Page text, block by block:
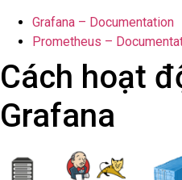
Grafana – Documentation
Prometheus –
Cách hoạt
Grafana